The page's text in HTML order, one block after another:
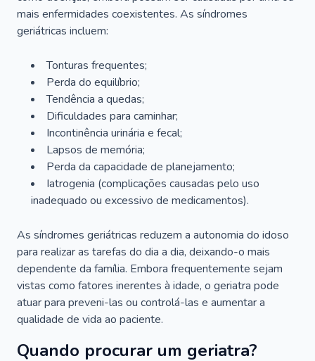
mais enfermidades coexistentes. As síndromes
geriátricas incluem:
Tonturas frequentes;
Perda do equilíbrio;
Tendência a quedas;
Dificuldades para caminhar;
Incontinência urinária e fecal;
Lapsos de memória;
Perda da capacidade de planejamento;
Iatrogenia (complicações causadas pelo uso
inadequado ou excessivo de medicamentos).
As síndromes geriátricas reduzem a autonomia do idoso
para realizar as tarefas do dia a dia, deixando-o mais
dependente da família. Embora frequentemente sejam
vistas como fatores inerentes à idade, o geriatra pode
atuar para preveni-las ou controlá-las e aumentar a
qualidade de vida ao paciente.
Quando procurar um geriatra?